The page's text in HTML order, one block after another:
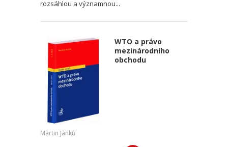
rozsáhlou a významnou...
WTO a právo
mezinárodního
obchodu
Martin Janků